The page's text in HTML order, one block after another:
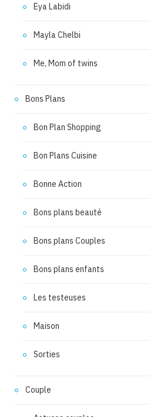
Eya Labidi
Mayla Chelbi
Me, Mom of twins
Bons Plans
Bon Plan Shopping
Bon Plans Cuisine
Bonne Action
Bons plans beauté
Bons plans Couples
Bons plans enfants
Les testeuses
Maison
Sorties
Couple